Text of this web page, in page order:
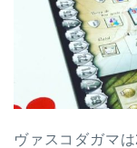
ヴァスコダガマ